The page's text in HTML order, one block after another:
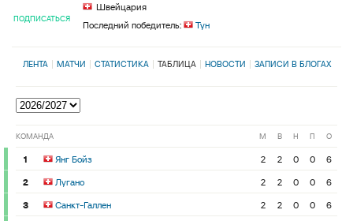
ПОДПИСАТЬСЯ
Швейцария
Последний победитель:
Тун
ЛЕНТА МАТЧИ СТАТИСТИКА ТАБЛИЦА НОВОСТИ ЗАПИСИ В БЛОГАХ
КОМАНДА М В Н П О
1 Янг Бойз 2 2 0 0
6
2
Лугано 2 2 0 0
6
3
Санкт-Галлен 2 2 0 0
6